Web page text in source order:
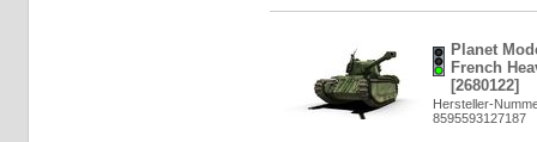
Planet
French
[2680122]
Hersteller-
8595593127187